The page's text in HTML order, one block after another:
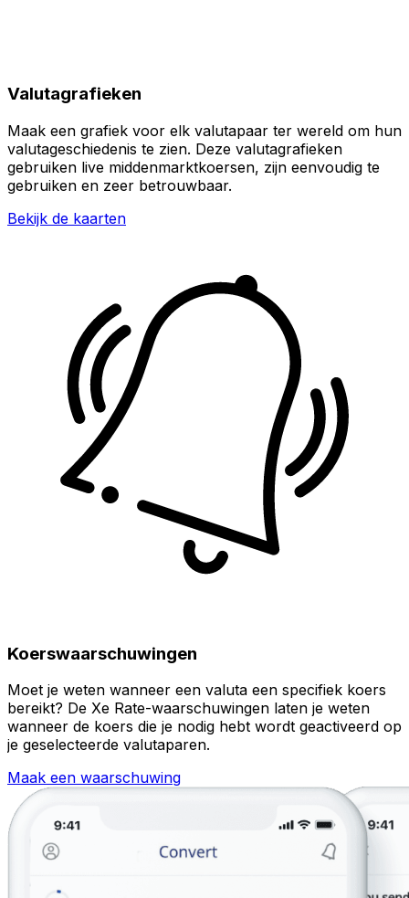
Valutagrafieken
Maak een grafiek voor elk valutapaar ter wereld om hun
valutageschiedenis te zien. Deze valutagrafieken
gebruiken live middenmarktkoersen, zijn eenvoudig te
gebruiken en zeer betrouwbaar.
Bekijk de kaarten
Koerswaarschuwingen
Moet je weten wanneer een valuta een specifiek koers
bereikt? De Xe Rate-waarschuwingen laten je weten
wanneer de koers die je nodig hebt wordt geactiveerd op
je geselecteerde valutaparen.
Maak een waarschuwing